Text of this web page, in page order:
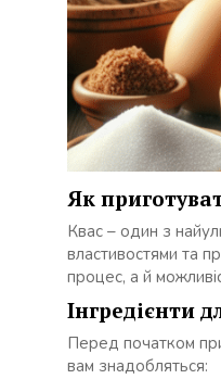
Як
Квас – один з
властивостями та
процес, а й
Інгредієнти
Перед початком
вам знадобляться: